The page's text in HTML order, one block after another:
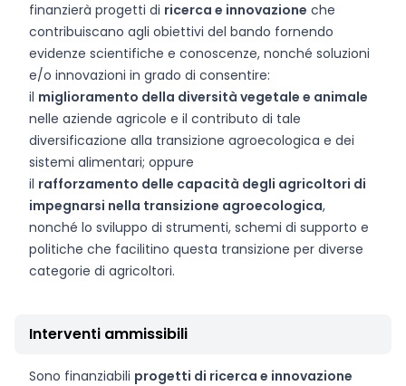
finanzierà progetti di ricerca e innovazione che
contribuiscano agli obiettivi del bando fornendo
evidenze scientifiche e conoscenze, nonché soluzioni
e/o innovazioni in grado di consentire:
il miglioramento della diversità vegetale e animale
nelle aziende agricole e il contributo di tale
diversificazione alla transizione agroecologica e dei
sistemi alimentari; oppure
il rafforzamento delle capacità degli agricoltori di
impegnarsi nella transizione agroecologica,
nonché lo sviluppo di strumenti, schemi di supporto e
politiche che facilitino questa transizione per diverse
categorie di agricoltori.
Interventi ammissibili
Sono finanziabili progetti di ricerca e innovazione